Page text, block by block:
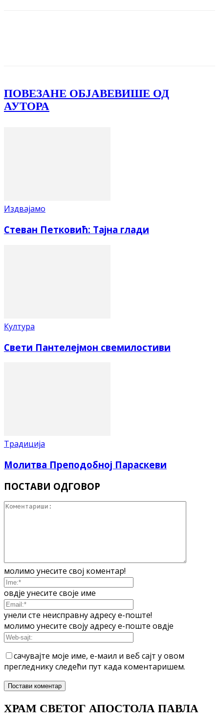
ПОВЕЗАНЕ ОБЈАВЕВИШЕ ОД
АУТОРА
Издвајамо
Стеван Петковић: Тајна глади
Култура
Свети Пантелејмон свемилостиви
Традиција
Молитва Преподобној Параскеви
ПОСТАВИ ОДГОВОР
молимо унесите свој коментар!
овдје унесите своје име
унели сте неисправну адресу е-поште!
молимо унесите своју адресу е-поште овдје
сачувајте моје име, е-маил и веб сајт у овом
прегледнику следећи пут када коментаришем.
ХРАМ СВЕТОГ АПОСТОЛА ПАВЛА